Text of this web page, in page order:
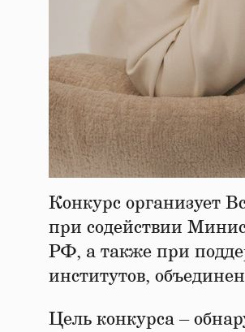
Конкурс организует
при содействии
РФ, а также при
институтов,
Цель конкурса –